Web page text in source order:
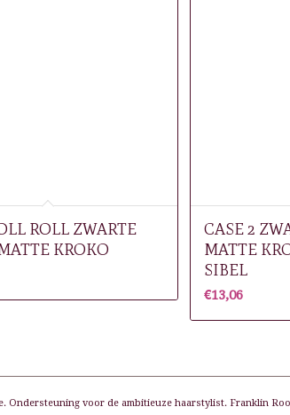
ROLL ZWARTE
KROKO
CASE 2
MATTE
SIBEL
€13,06
Ondersteuning voor de ambitieuze haarstylist. Franklin